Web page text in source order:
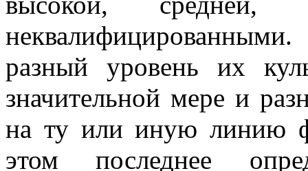
разный уровень их
значительной мере и
на ту или иную линию
этом последнее